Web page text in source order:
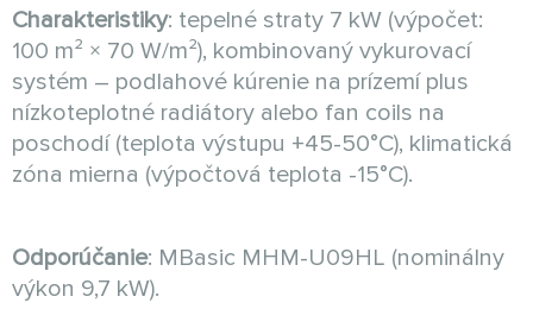
Charakteristiky: tepelné straty 7 kW (výpočet:
100 m² × 70 W/m²), kombinovaný vykurovací
systém – podlahové kúrenie na prízemí plus
nízkoteplotné radiátory alebo fan coils na
poschodí (teplota výstupu +45-50°C), klimatická
zóna mierna (výpočtová teplota -15°C).
Odporúčanie: MBasic MHM-U09HL (nominálny
výkon 9,7 kW).